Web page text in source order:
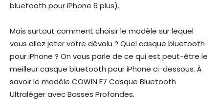
bluetooth pour iPhone 6 plus).
Mais surtout comment choisir le modèle sur lequel
vous allez jeter votre dévolu ? Quel casque bluetooth
pour iPhone ? On vous parle de ce qui est peut-être le
meilleur casque bluetooth pour iPhone ci-dessous. À
savoir le modèle COWIN E7 Casque Bluetooth
Ultraléger avec Basses Profondes.